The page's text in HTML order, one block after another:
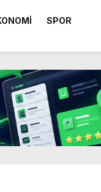
SPOR